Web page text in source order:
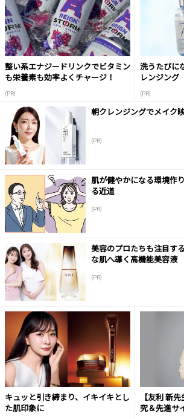
整い系エナジードリンクでビタミン
も栄養素も効率よくチャージ！
(PR)
洗うたびに
レンジング
(PR)
朝クレンジングでメイク
(PR)
肌が健やかになる環境作
る近道
(PR)
美容のプロたちも注目す
な肌へ導く高機能美容液
(PR)
キュッと引き締まり、イキイキとし
た肌印象に
【友利 新
究＆先進サ